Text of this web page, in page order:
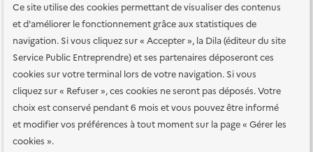
Ce site utilise des cookies permettant de visualiser des contenus
et d'améliorer le fonctionnement grâce aux statistiques de
navigation. Si vous cliquez sur « Accepter », la Dila (éditeur du site
Service Public Entreprendre) et ses partenaires déposeront ces
cookies sur votre terminal lors de votre navigation. Si vous
cliquez sur « Refuser », ces cookies ne seront pas déposés. Votre
choix est conservé pendant 6 mois et vous pouvez être informé
et modifier vos préférences à tout moment sur la page « Gérer les
cookies ».
Plan du site Accessibilité : totalement conforme
Accessibilité des
services en ligne
Mentions légales Données personnelles et sécurité
Conditions générales d'utilisation
Gestion des cookies
Paramètres d'affichage